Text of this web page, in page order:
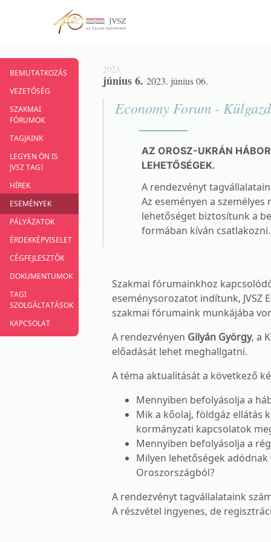
2023.
június 6. 2023. június 06.
Economy Forum -
AZ OROSZ-UKRÁN
LEHETŐSÉGEK.
A rendezvényt
Az eseményen a
lehetőséget biztosítunk a
formában kíván csatlakozni.
Szakmai fórumainkhoz
eseménysorozatot indítunk, JVSZ
szakmai fórumaink munkájába
A rendezvényen Gilyán György, a
előadását lehet meghallgatni.
A téma aktualitását a következő
Mennyiben befolyásolja a
Mik a kőolaj, földgáz ellátás
kormányzati kapcsolatok
Mennyiben befolyásolja a
Milyen lehetőségek
Oroszországból?
A rendezvényt tagvállalataink
A részvétel ingyenes, de
BEMUTATKOZÁS
VEZETŐSÉG
SZAKMAI
FÓRUMOK
TAGJAINK
LEGYEN ÖN IS
JVSZ TAG!
HÍREK
ESEMÉNYEK
PÁLYÁZATOK
ÉRDEKKÉPVISELET
CÉGFEJLESZTŐK
DOKUMENTUMOK
TAGI
SZOLGÁLTATÁSOK
KAPCSOLAT